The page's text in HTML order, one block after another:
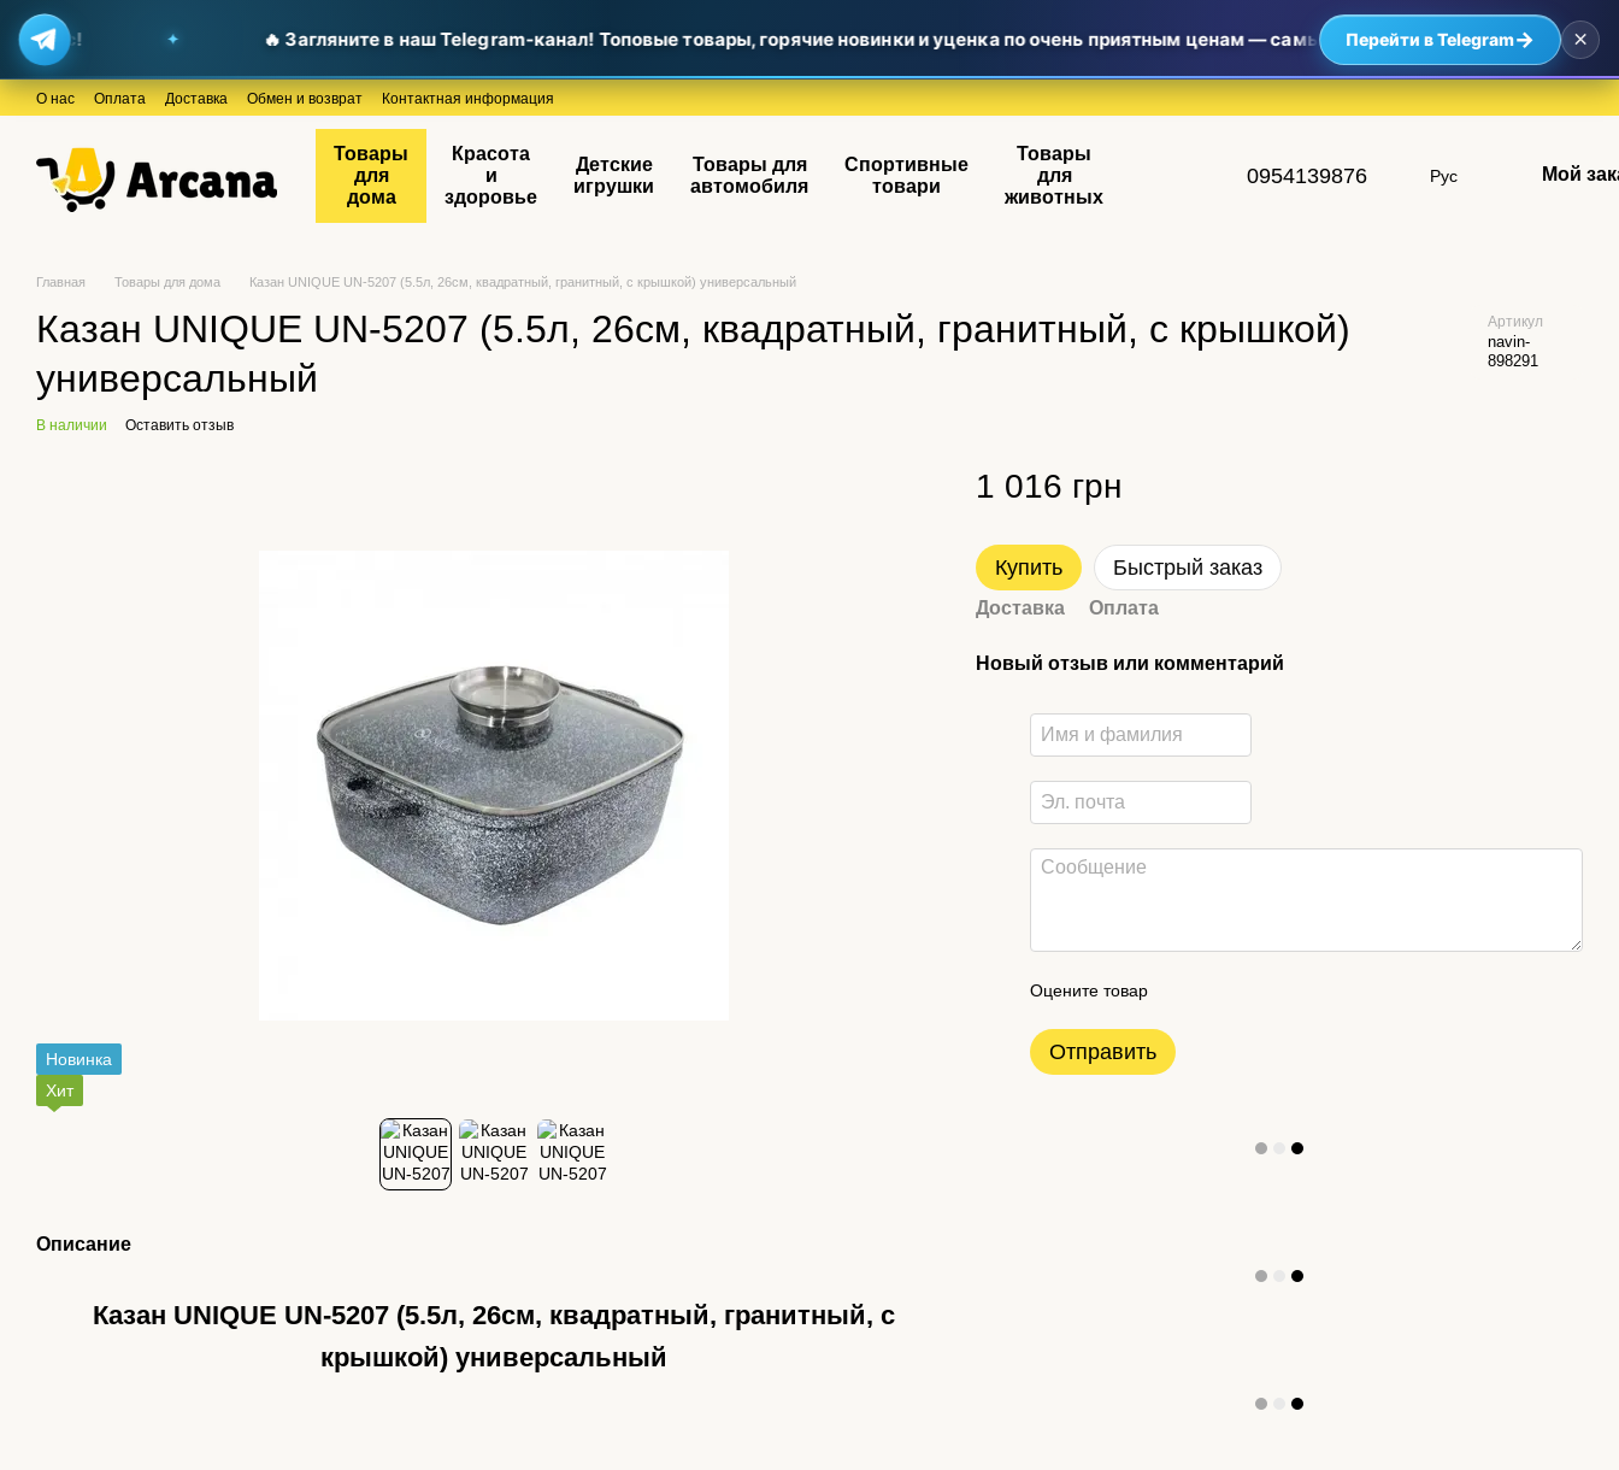
вас! 🔥 Загляните в наш Telegram-канал! Топовые товары, горячие новинки и уценка по очень приятным ценам — самые выгодные предложения уже
Перейти в Telegram→ ×
Перейти к основному контенту
О нас Оплата Доставка Обмен и возврат Контактная информация
Товары
для
дома
Красота
и
здоровье
Детские
игрушки
Товары для
автомобиля
Спортивные
товари
Товары
для
животных
0954139876 Рус Мой
Главная Товары для дома Казан UNIQUE UN-5207 (5.5л, 26см, квадратный, гранитный, с крышкой) универсальный
Казан UNIQUE UN-5207 (5.5л, 26см, квадратный, гранитный, с крышкой)
универсальный
Артикул
navin-
898291
В наличии Оставить отзыв
Новинка
Хит
Описание
Казан UNIQUE UN-5207 (5.5л, 26см, квадратный, гранитный, с
крышкой) универсальный
1 016 грн
Купить Быстрый заказ
Доставка Оплата
Новый отзыв или комментарий
Оцените товар
Отправить